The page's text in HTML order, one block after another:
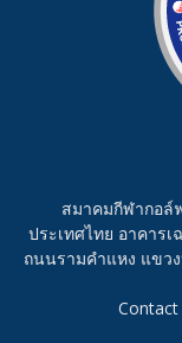
สมาคมกีฬากอล์
ประเทศไทย อาคาร
ถนนรามคำแหง แขว
Contact